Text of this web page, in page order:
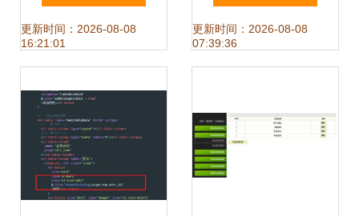
高效建站之道
更新时间：2026-08-08
16:21:01
系统开发设计与实
更新时间：2026-08-08
07:39:36